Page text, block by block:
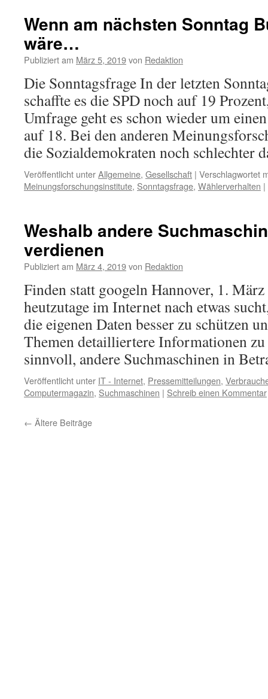
Wenn am nächsten Sonntag
wäre…
Publiziert am März 5, 2019von Redaktion
Die Sonntagsfrage In der letzten
schaffte es die SPD noch auf 19
Umfrage geht es schon wieder um
auf 18. Bei den anderen
die Sozialdemokraten noch
Veröffentlicht unterAllgemeine, Gesellschaft | Verschlagwortet
Meinungsforschungsinstitute, Sonntagsfrage, Wählerverhalten |
Weshalb andere
verdienen
Publiziert am März 4, 2019von Redaktion
Finden statt googeln Hannover, 1.
heutzutage im Internet nach etwas
die eigenen Daten besser zu schützen
Themen detailliertere Informationen zu
sinnvoll, andere Suchmaschinen in
Veröffentlicht unter IT - Internet, Pressemitteilungen,
Computermagazin, Suchmaschinen | Schreib einen Kommentar
← Ältere Beiträge